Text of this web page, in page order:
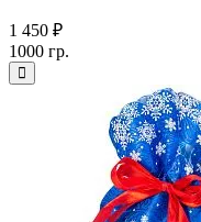
1 450 ₽
1000 гр.